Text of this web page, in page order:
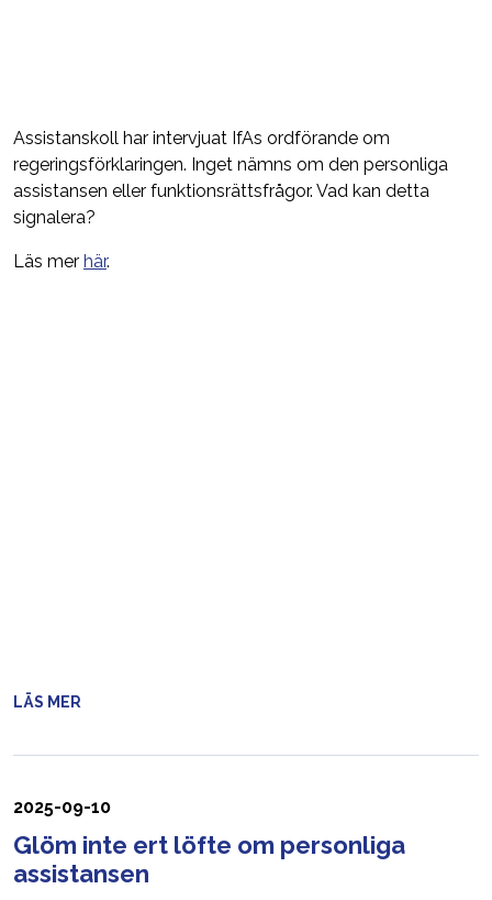
Assistanskoll har intervjuat IfAs ordförande om
regeringsförklaringen. Inget nämns om den personliga
assistansen eller funktionsrättsfrågor. Vad kan detta
signalera?
Läs mer här.
LÄS MER
2025-09-10
Glöm inte ert löfte om personliga
assistansen